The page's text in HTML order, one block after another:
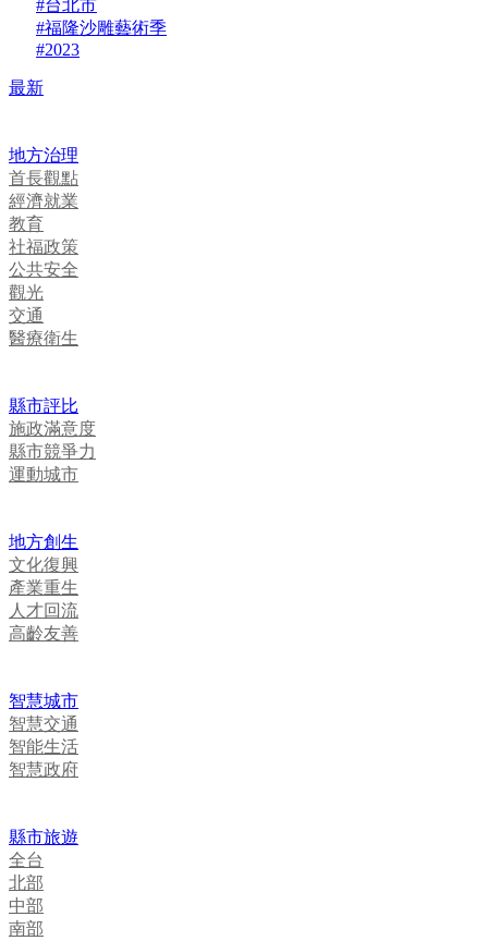
#台北市
#福隆沙雕藝術季
#2023
最新
地方治理
首長觀點
經濟就業
教育
社福政策
公共安全
觀光
交通
醫療衛生
縣市評比
施政滿意度
縣市競爭力
運動城市
地方創生
文化復興
產業重生
人才回流
高齡友善
智慧城市
智慧交通
智能生活
智慧政府
縣市旅遊
全台
北部
中部
南部